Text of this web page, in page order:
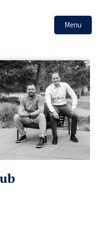
Menu